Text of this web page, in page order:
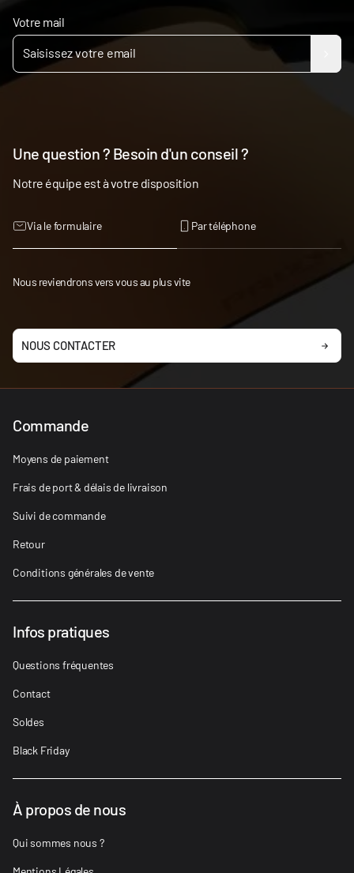
Votre mail
Une question ? Besoin d'un conseil ?
Notre équipe est à votre disposition
Via le formulaire Par téléphone
Nous reviendrons vers vous au plus vite
NOUS CONTACTER
Commande
Moyens de paiement
Frais de port & délais de livraison
Suivi de commande
Retour
Conditions générales de vente
Infos pratiques
Questions fréquentes
Contact
Soldes
Black Friday
À propos de nous
Qui sommes nous ?